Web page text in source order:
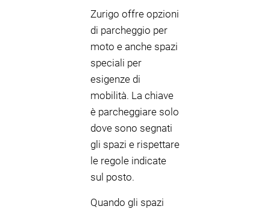
Zurigo offre opzioni
di parcheggio per
moto e anche spazi
speciali per
esigenze di
mobilità. La chiave
è parcheggiare solo
dove sono segnati
gli spazi e rispettare
le regole indicate
sul posto.
Quando gli spazi